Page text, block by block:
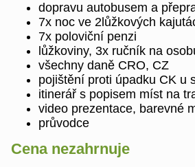
dopravu autobusem a
7x noc ve 2lůžkových
7x poloviční penzi
lůžkoviny, 3x ručník na
všechny daně CRO, CZ
pojištění proti úpadku CK u
itinerář s popisem míst na
video prezentace, barevné
průvodce
Cena nezahrnuje